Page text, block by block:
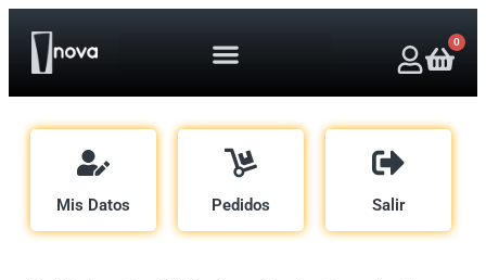
0
Mis Datos Pedidos Salir